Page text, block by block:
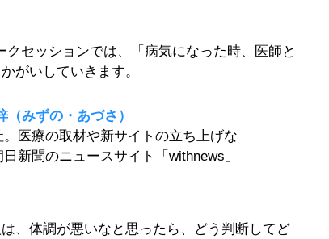
クセッションでは、「病気になった時、医師と
がいしていきます。
みずの・あづさ）
医療の取材や新サイトの立ち上げな
新聞のニュースサイト「withnews」
、体調が悪いなと思ったら、どう判断してど